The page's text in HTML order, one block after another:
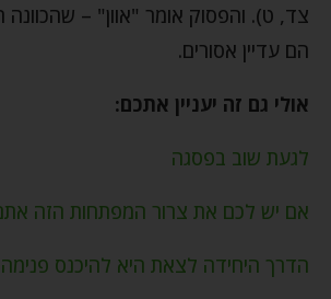
צד, ט). והפסוק אומר "אוון" – שהכוונה
הם עדיין אסורים.
אולי גם זה יעניין אתכם:
לגעת שוב בפסגה
אם יש לכם את צרור המפתחות הזה
הדרך היחידה לצאת היא להיכנס פנימה